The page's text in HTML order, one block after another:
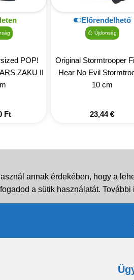
POP!
ZAKU II
Ft
Előrendelhető
Újdonság
Original Stormtrooper
Hear No Evil
10 cm
23,44€
annak érdekében, hogy a
a sütik használatát.